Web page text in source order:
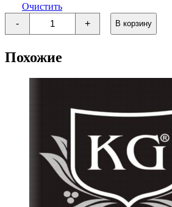
Очистить
-
Количество
товара
Кофе
-
Вишня
+ В корзину
Похожие